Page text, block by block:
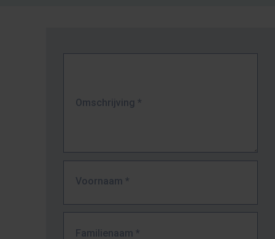
Omschrijving *
Voornaam *
Familienaam *